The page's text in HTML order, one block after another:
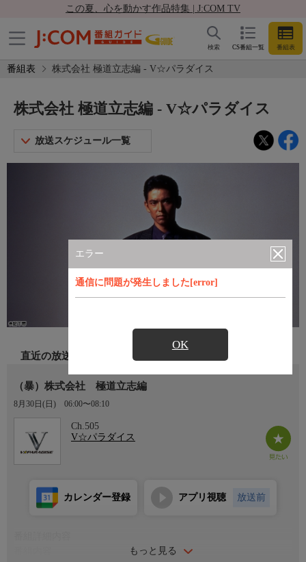
この夏、心を動かす作品特集 | J:COM TV
CS番組一覧 番組表
検索
番組表 株式会社 極道立志編 - V☆パラダイス
エラー
通信に問題が発生しました[error]
OK
株式会社 極道立志編 - V☆パラダイス
放送スケジュール一覧
直近の放送
（暴）株式会社 極道立志編
8月30日(日) 06:00〜08:10
Ch.505
V☆パラダイス
もっと見る
カレンダー登録 アプリ視聴 放送前